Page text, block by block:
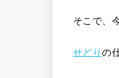
そこで、
せどりの